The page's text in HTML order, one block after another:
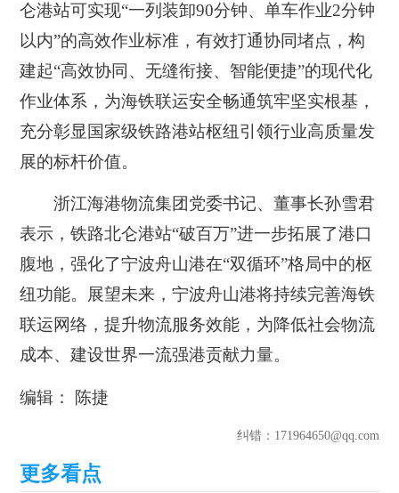
仑港站可实现“一列装卸90分钟、单车作业2分钟
以内”的高效作业标准，有效打通协同堵点，构
建起“高效协同、无缝衔接、智能便捷”的现代化
作业体系，为海铁联运安全畅通筑牢坚实根基，
充分彰显国家级铁路港站枢纽引领行业高质量发
展的标杆价值。
浙江海港物流集团党委书记、董事长孙雪君
表示，铁路北仑港站“破百万”进一步拓展了港口
腹地，强化了宁波舟山港在“双循环”格局中的枢
纽功能。展望未来，宁波舟山港将持续完善海铁
联运网络，提升物流服务效能，为降低社会物流
成本、建设世界一流强港贡献力量。
编辑： 陈捷
纠错：171964650@qq.com